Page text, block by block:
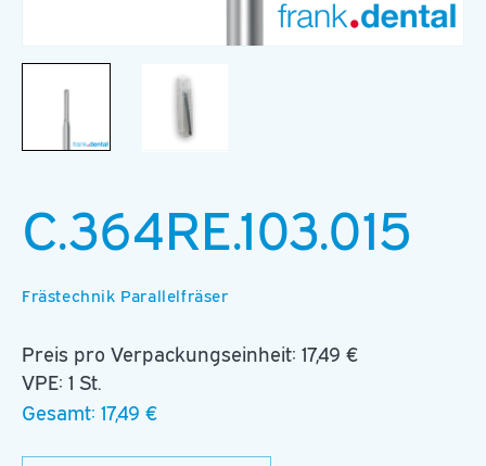
1
C.364RE.103.015
Frästechnik Parallelfräser
Preis pro Verpackungseinheit: 17,49 €
VPE: 1 St.
Gesamt: 17,49 €